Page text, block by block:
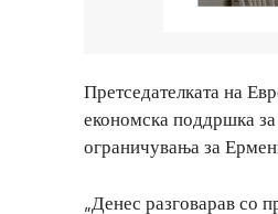
Претседателката на
економска поддршка
ограничувања за
„Денес разговарав со